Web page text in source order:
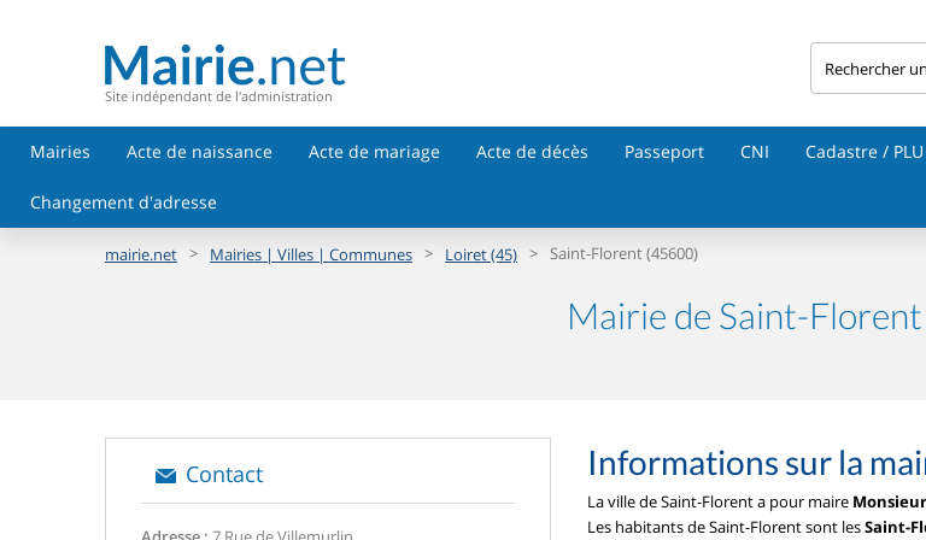
Site indépendant de l'administration
Mairies Acte de naissance Acte de mariage Acte de décès Passeport CNI Cadastre / PLU
Changement d'adresse
mairie.net > Mairies | Villes | Communes > Loiret (45) > Saint-Florent (45600)
Mairie de Saint-
Contact Informations sur la
La ville de Saint-Florent a pour maire
Les habitants de Saint-Florent sont lesSaint-